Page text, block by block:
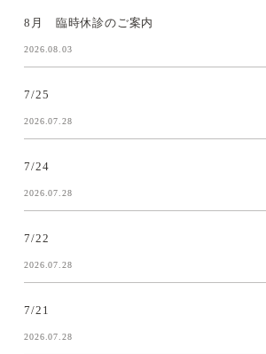
8月 臨時休診のご案内
2026.08.03
7/25
2026.07.28
7/24
2026.07.28
7/22
2026.07.28
7/21
2026.07.28